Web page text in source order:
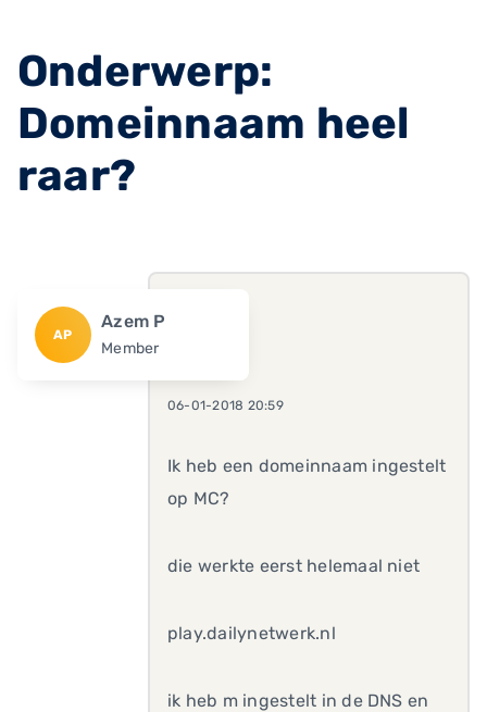
Onderwerp:
Domeinnaam heel
raar?
AP
Azem P
Member
06-01-2018 20:59
Ik heb een domeinnaam ingestelt
op MC?
die werkte eerst helemaal niet
play.dailynetwerk.nl
ik heb m ingestelt in de DNS en